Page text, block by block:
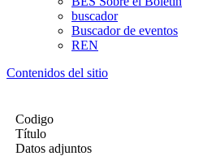
buscador
Buscador de eventos
REN
Contenidos del sitio
Codigo
Título
Datos adjuntos